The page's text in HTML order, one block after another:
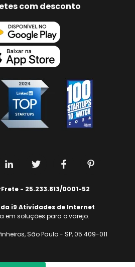
com desconto
- 25.233.813/0001-52
i9 Atividades de Internet
em soluções para o varejo.
São Paulo - SP, 05.409-011